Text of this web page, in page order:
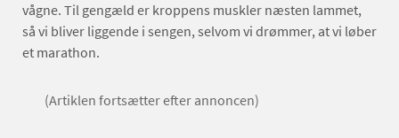
vågne. Til gengæld er kroppens muskler næsten lammet,
så vi bliver liggende i sengen, selvom vi drømmer, at vi løber
et marathon.
(Artiklen fortsætter efter annoncen)